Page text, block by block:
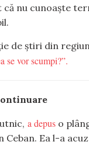
că nu cunoaște
de știri din
se vor scumpi?”.
a depus o
Ea l-a